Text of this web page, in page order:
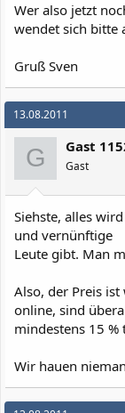
Wer also jetzt
wendet sich bitte
Gruß Sven
13.08.2011
G Gast
Gast
Siehste, alles
und vernünftige
Leute gibt. Man
Also, der Preis
online, sind
mindestens 15 %
Wir hauen